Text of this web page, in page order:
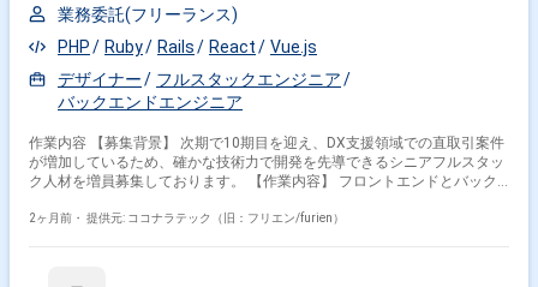
ジャー ※各職種の具体的な人数は確認中です。 ■ 開発環境 FW：Unity,
Unreal Engine (UE), ROS, ROS2 関わるサービス・プロダクト ■ 企業につい
て アバター、ヒューマノイド、AIを活用し、労働人口減少などの社会課題
解決に取り組む急成長中のスタートアップ企業です。高い技術力と多数の
特許を強みに大手企業との大型プロジェクトを多数推進しています。 ■ プ
ロダクトについて アンドロイド・ヒューマノイド製作のパイオニア企業と
の経営統合を経て、Physical AI（実体を持つAI）領域の次世代ヒューマノ
イド開発を行っています。対話AI・アバター制御技術と、圧倒的なリアリ
ティを持つハードウェアを融合させ、受付や介護、教育などの現場へ導入
するプロダクトを展開しています。 ■ 募集背景 Physical AI領域への本格参
入、および「国産ヒューマノイド」の復活と進化に挑む新プロジェクトの
立ち上げに伴い、R&Dから実際の製造までを一貫して推進できる、即戦力
業務委託(フリーランス)
PHP
Ruby Rails React
Vue.js
デザイナー
フルスタックエンジニア
バックエンドエンジニア
作業内容 【募集背景】 次期で10期目を迎え、DX支援領域での直取引案件
が増加しているため、確かな技術力で開発を先導できるシニアフルスタッ
ク人材を増員募集しております。 【作業内容】 フロントエンドとバック
進していただきます。Ruby on Rails または PHP（Laravel）とAWS等を用
2ヶ月前・ 提供元: ココナラテック（旧：フリエン/furien）